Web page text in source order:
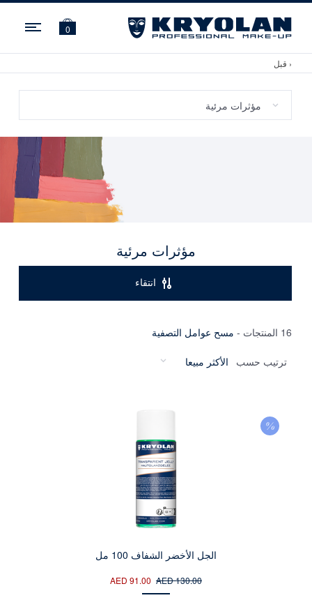
0
‹ قبل
مؤثرات مرئية
انتقاء
16 المنتجات - مسح عوامل التصفية
ترتيب حسب
الجل الأخضر الشفاف 100 مل
AED 130.00
AED 91.00